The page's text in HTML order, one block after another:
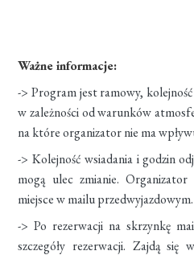
Ważne informacje:
-> Program jest ramowy,
w zależności od warunków
na które organizator nie ma
-> Kolejność wsiadania i godzin
mogą ulec zmianie.
miejsce w mailu przedwyjazdowym.
-> Po rezerwacji na skrzynkę
szczegóły rezerwacji. Zajdą się